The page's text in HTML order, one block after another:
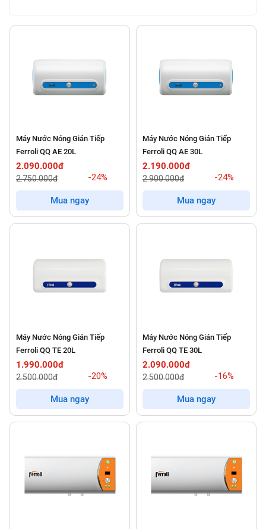
Máy Nước Nóng Gián Tiếp
Ferroli QQ AE 20L
2.090.000đ
2.750.000đ -24%
Mua ngay
Máy Nước Nóng Gián Tiếp
Ferroli QQ AE 30L
2.190.000đ
2.900.000đ -24%
Mua ngay
Máy Nước Nóng Gián Tiếp
Ferroli QQ TE 20L
1.990.000đ
2.500.000đ -20%
Mua ngay
Máy Nước Nóng Gián Tiếp
Ferroli QQ TE 30L
2.090.000đ
2.500.000đ -16%
Mua ngay